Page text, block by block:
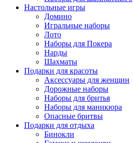
Настольные игры
Домино
Игральные наборы
Лото
Наборы для Покера
Нарды
Шахматы
Подарки для красоты
Аксессуары для женщин
Дорожные наборы
Наборы для бритья
Наборы для маникюра
Опасные бритвы
Подарки для отдыха
Бинокли